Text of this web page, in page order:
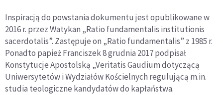
Inspiracją do powstania dokumentu jest opublikowane w
2016 r. przez Watykan „Ratio fundamentalis institutionis
sacerdotalis”. Zastępuje on „Ratio fundamentalis” z 1985 r.
Ponadto papież Franciszek 8 grudnia 2017 podpisał
Konstytucje Apostolską „Veritatis Gaudium dotyczącą
Uniwersytetów i Wydziałów Kościelnych regulującą m.in.
studia teologiczne kandydatów do kapłaństwa.